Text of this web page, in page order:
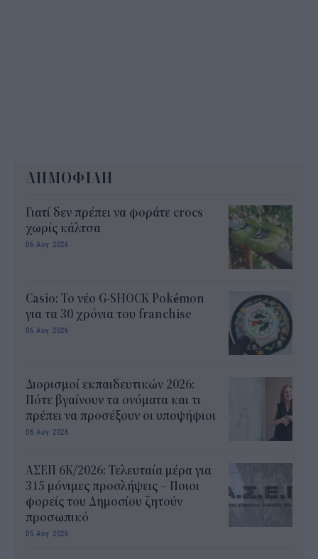
ΔΗΜΟΦΙΛΗ
Γιατί δεν πρέπει να φοράτε crocs
χωρίς κάλτσα
06 Αυγ 2026
Casio: Το νέο G-SHOCK Pokémon
για τα 30 χρόνια του franchise
06 Αυγ 2026
Διορισμοί εκπαιδευτικών 2026:
Πότε βγαίνουν τα ονόματα και τι
πρέπει να προσέξουν οι υποψήφιοι
06 Αυγ 2026
ΑΣΕΠ 6Κ/2026: Τελευταία μέρα για
315 μόνιμες προσλήψεις – Ποιοι
φορείς του Δημοσίου ζητούν
προσωπικό
05 Αυγ 2026